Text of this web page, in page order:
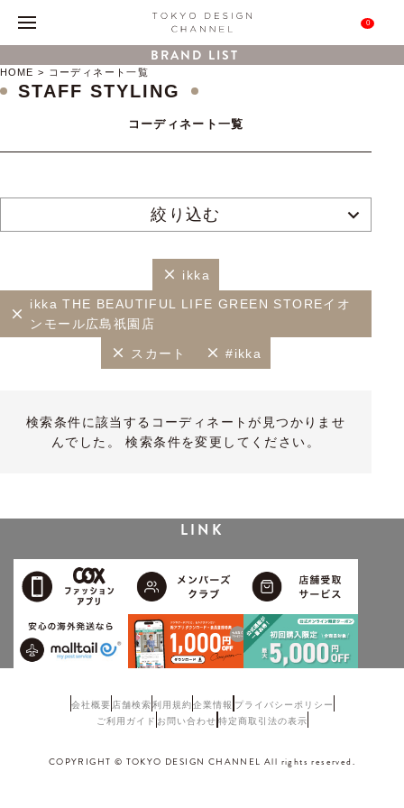
0
BRAND LIST
HOME コーディネート一覧
STAFF STYLING
コーディネート一覧
絞り込む
ikka
ikka THE BEAUTIFUL LIFE GREEN STOREイオ
ンモール広島祇園店
スカート #ikka
検索条件に該当するコーディネートが見つかりませ
んでした。 検索条件を変更してください。
LINK
会社概要 店舗検索利用規約企業情報 プライバシーポリシー
ご利用ガイド お問い合わせ 特定商取引法の表示
COPYRIGHT © TOKYO DESIGN CHANNEL All rights reserved.